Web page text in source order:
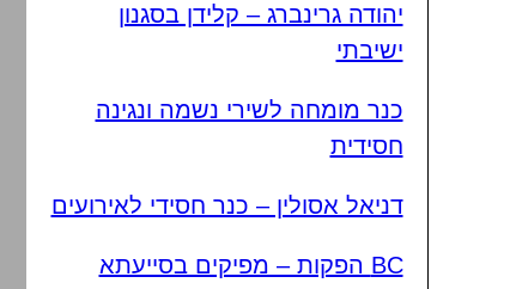
יהודה גרינברג – קלידן בסגנון
ישיבתי
כנר מומחה לשירי נשמה ונגינה
חסידית
דניאל אסולין – כנר חסידי לאירועים
BC הפקות – מפיקים בסייעתא